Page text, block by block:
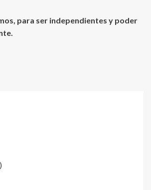
para ser independientes y poder